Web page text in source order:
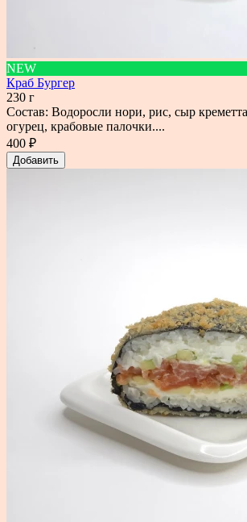
NEW
Краб Бургер
230 г
Состав: Водоросли нори, рис, сыр
огурец, крабовые палочки....
400 ₽
Добавить